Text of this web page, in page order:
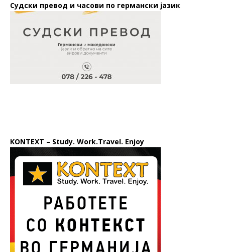
Судски превод и часови по германски јазик
KONTEXT – Study. Work.Travel. Enjoy